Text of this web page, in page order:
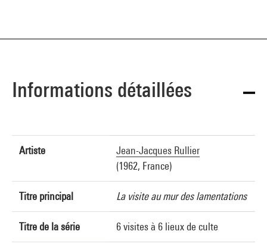
Informations détaillées
Artiste
Jean-Jacques Rullier
(1962, France)
Titre principal La visite au mur des lamentations
Titre de la série 6 visites à 6 lieux de culte